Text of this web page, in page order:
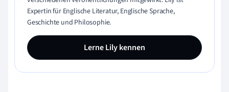
Expertin für Englische Literatur, Englische Sprache,
Geschichte und Philosophie.
Lerne Lily kennen